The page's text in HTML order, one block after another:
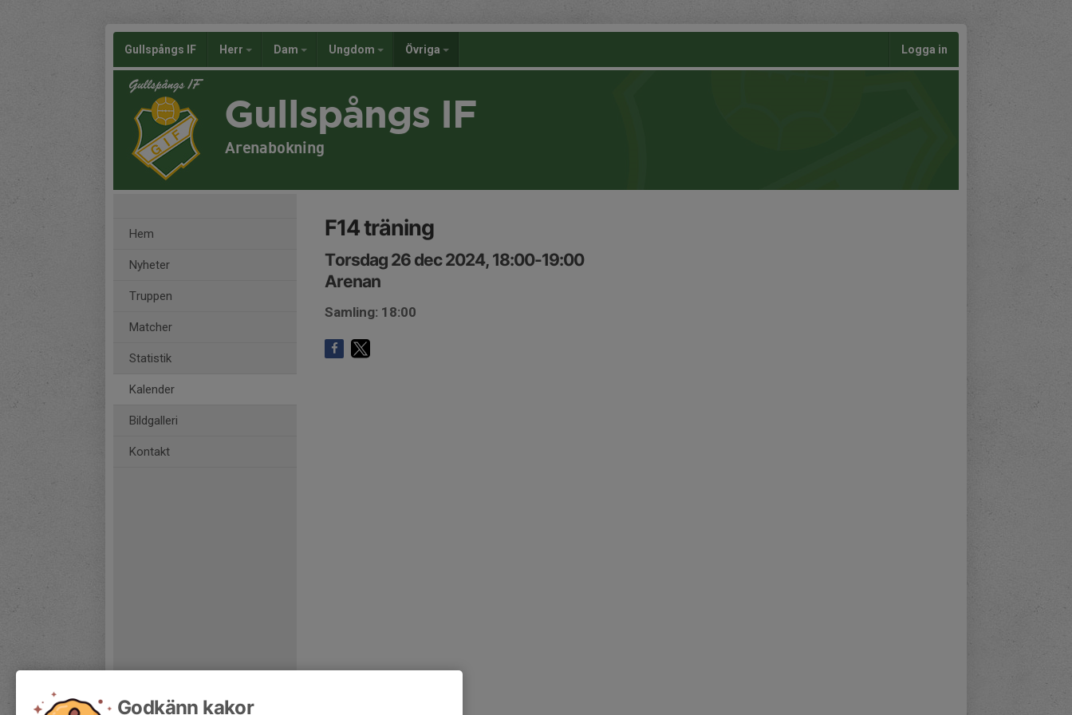
Gullspångs IF Herr Dam Ungdom Övriga Logga in
Gullspångs IF
Arenabokning
Hem
Nyheter
Truppen
Matcher
Statistik
Kalender
Bildgalleri
Kontakt
F14 träning
Torsdag 26 dec 2024, 18:00-19:00
Arenan
Samling: 18:00
Godkänn kakor